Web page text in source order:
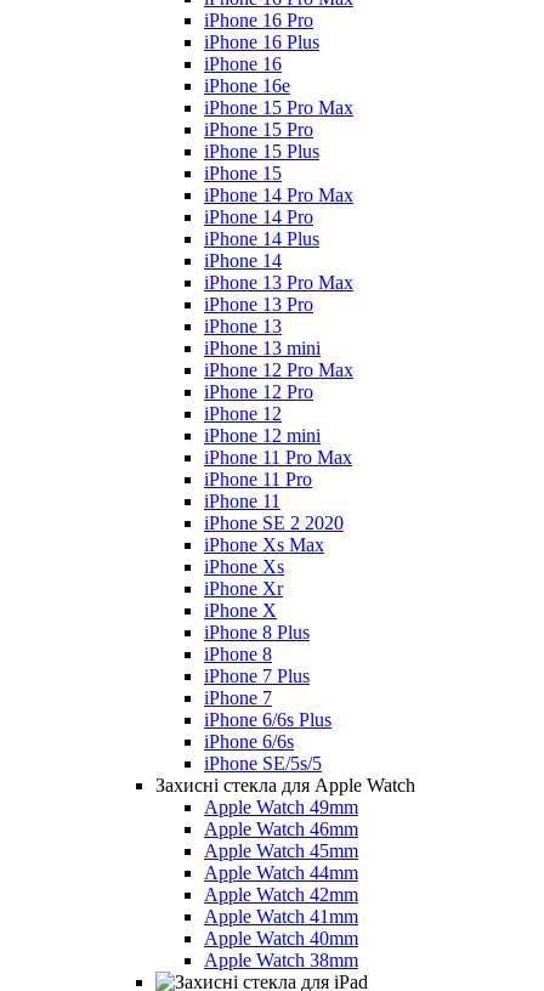
iPhone 16 Pro
iPhone 16 Plus
iPhone 16
iPhone 16e
iPhone 15 Pro Max
iPhone 15 Pro
iPhone 15 Plus
iPhone 15
iPhone 14 Pro Max
iPhone 14 Pro
iPhone 14 Plus
iPhone 14
iPhone 13 Pro Max
iPhone 13 Pro
iPhone 13
iPhone 13 mini
iPhone 12 Pro Max
iPhone 12 Pro
iPhone 12
iPhone 12 mini
iPhone 11 Pro Max
iPhone 11 Pro
iPhone 11
iPhone SE 2 2020
iPhone Xs Max
iPhone Xs
iPhone Xr
iPhone X
iPhone 8 Plus
iPhone 8
iPhone 7 Plus
iPhone 7
iPhone 6/6s Plus
iPhone 6/6s
iPhone SE/5s/5
Захисні стекла для Apple Watch
Apple Watch 49mm
Apple Watch 46mm
Apple Watch 45mm
Apple Watch 44mm
Apple Watch 42mm
Apple Watch 41mm
Apple Watch 40mm
Apple Watch 38mm